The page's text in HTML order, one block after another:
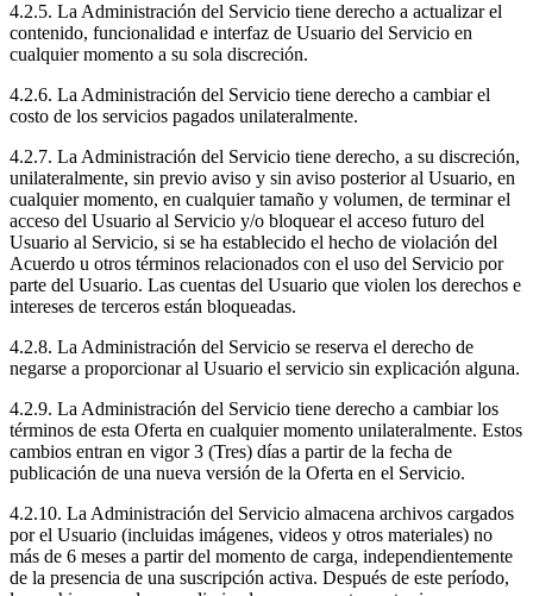
4.2.5. La Administración del Servicio tiene derecho a actualizar el
contenido, funcionalidad e interfaz de Usuario del Servicio en
cualquier momento a su sola discreción.
4.2.6. La Administración del Servicio tiene derecho a cambiar el
costo de los servicios pagados unilateralmente.
4.2.7. La Administración del Servicio tiene derecho, a su discreción,
unilateralmente, sin previo aviso y sin aviso posterior al Usuario, en
cualquier momento, en cualquier tamaño y volumen, de terminar el
acceso del Usuario al Servicio y/o bloquear el acceso futuro del
Usuario al Servicio, si se ha establecido el hecho de violación del
Acuerdo u otros términos relacionados con el uso del Servicio por
parte del Usuario. Las cuentas del Usuario que violen los derechos e
intereses de terceros están bloqueadas.
4.2.8. La Administración del Servicio se reserva el derecho de
negarse a proporcionar al Usuario el servicio sin explicación alguna.
4.2.9. La Administración del Servicio tiene derecho a cambiar los
términos de esta Oferta en cualquier momento unilateralmente. Estos
cambios entran en vigor 3 (Tres) días a partir de la fecha de
publicación de una nueva versión de la Oferta en el Servicio.
4.2.10. La Administración del Servicio almacena archivos cargados
por el Usuario (incluidas imágenes, videos y otros materiales) no
más de 6 meses a partir del momento de carga, independientemente
de la presencia de una suscripción activa. Después de este período,